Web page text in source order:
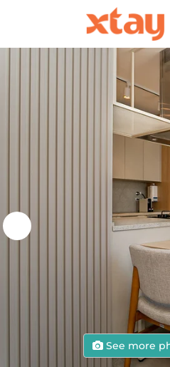
See more